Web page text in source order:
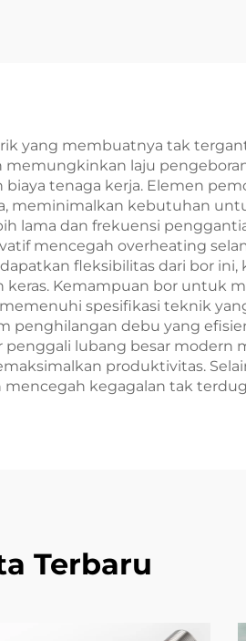
yang membuatnya tak
laju
tenaga kerja. Elemen
meminimalkan kebutuhan
lama dan frekuensi
mencegah overheating
fleksibilitas dari bor ini,
Kemampuan bor untuk
spesifikasi teknik
penghilangan debu yang
penggali lubang besar
produktivitas.
kegagalan tak
Terbaru